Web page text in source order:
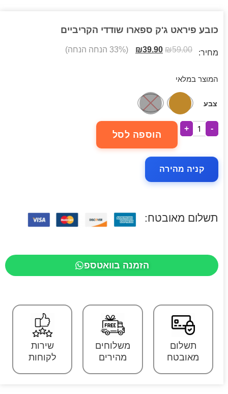
כובע פיראט ג'ק ספארו שודדי הקריביים
מחיר: ₪59.00
₪39.90 (33% הנחה הנחה)
המוצר במלאי
צבע
-
+
הוספה לסל
קניה מהירה
תשלום מאובטח:
הזמנה בוואטספ
תשלום
מאובטח
משלוחים
מהירים
שירות
לקוחות